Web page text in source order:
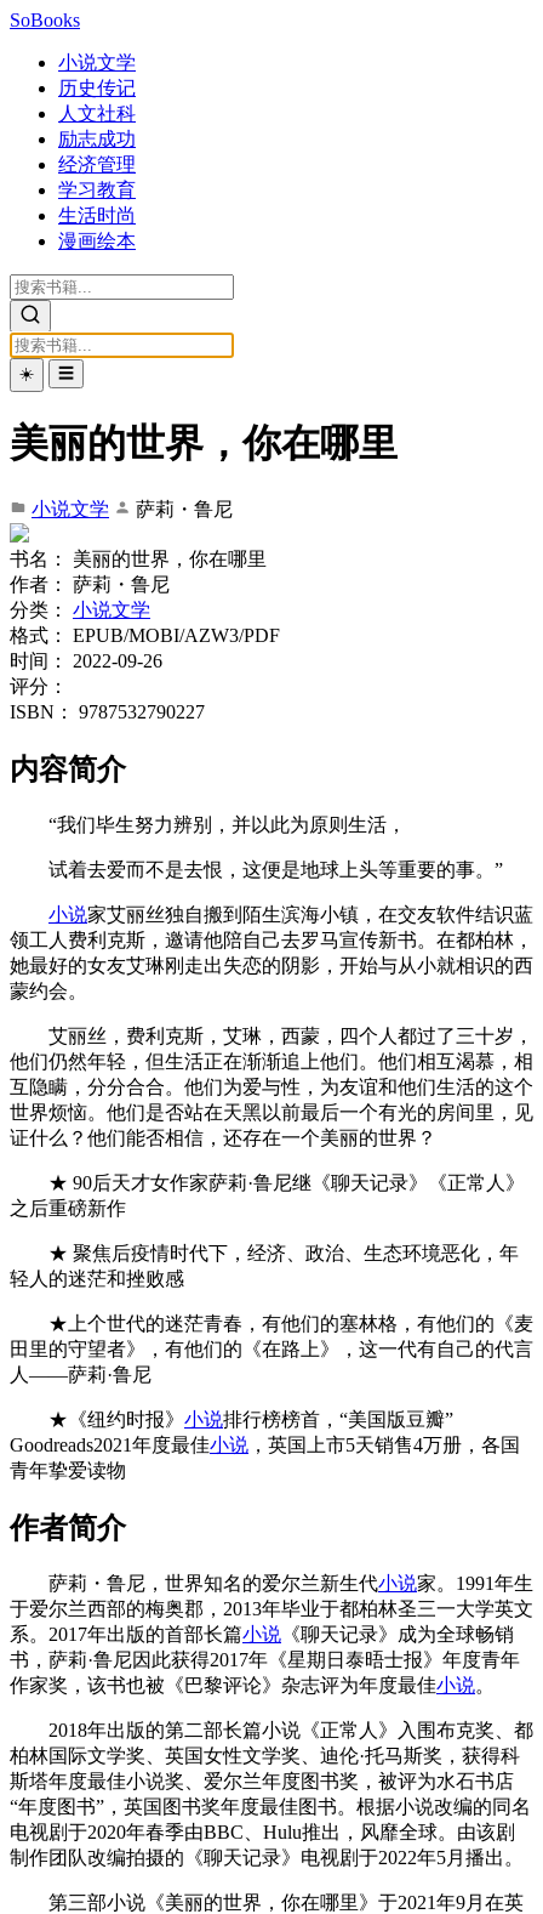
SoBooks
小说文学
历史传记
人文社科
励志成功
经济管理
学习教育
生活时尚
漫画绘本
☀️ ☰
美丽的世界，你在哪里
小说文学 萨莉・鲁尼
书名：
美丽的世界，你在哪里
作者：
萨莉・鲁尼
分类：
小说文学
格式：
EPUB/MOBI/AZW3/PDF
时间：
2022-09-26
评分：
ISBN：
9787532790227
内容简介
“我们毕生努力辨别，并以此为原则生活，
试着去爱而不是去恨，这便是地球上头等重要的事。”
小说家艾丽丝独自搬到陌生滨海小镇，在交友软件结识蓝
领工人费利克斯，邀请他陪自己去罗马宣传新书。在都柏林，
她最好的女友艾琳刚走出失恋的阴影，开始与从小就相识的西
蒙约会。
艾丽丝，费利克斯，艾琳，西蒙，四个人都过了三十岁，
他们仍然年轻，但生活正在渐渐追上他们。他们相互渴慕，相
互隐瞒，分分合合。他们为爱与性，为友谊和他们生活的这个
世界烦恼。他们是否站在天黑以前最后一个有光的房间里，见
证什么？他们能否相信，还存在一个美丽的世界？
★ 90后天才女作家萨莉·鲁尼继《聊天记录》《正常人》
之后重磅新作
★ 聚焦后疫情时代下，经济、政治、生态环境恶化，年
轻人的迷茫和挫败感
★上个世代的迷茫青春，有他们的塞林格，有他们的《麦
田里的守望者》，有他们的《在路上》，这一代有自己的代言
人——萨莉·鲁尼
★《纽约时报》 小说排行榜榜首，“美国版豆瓣”
Goodreads2021年度最佳小说 ，英国上市5天销售4万册，各国
青年挚爱读物
作者简介
萨莉・鲁尼，世界知名的爱尔兰新生代小说家。1991年生
于爱尔兰西部的梅奥郡，2013年毕业于都柏林圣三一大学英文
系。2017年出版的首部长篇小说 《聊天记录》成为全球畅销
书，萨莉·鲁尼因此获得2017年《星期日泰晤士报》年度青年
作家奖，该书也被《巴黎评论》杂志评为年度最佳小说。
2018年出版的第二部长篇小说《正常人》入围布克奖、都
柏林国际文学奖、英国女性文学奖、迪伦·托马斯奖，获得科
斯塔年度最佳小说奖、爱尔兰年度图书奖，被评为水石书店
“年度图书”，英国图书奖年度最佳图书。根据小说改编的同名
电视剧于2020年春季由BBC、Hulu推出，风靡全球。由该剧
制作团队改编拍摄的《聊天记录》电视剧于2022年5月播出。
第三部小说《美丽的世界，你在哪里》于2021年9月在英